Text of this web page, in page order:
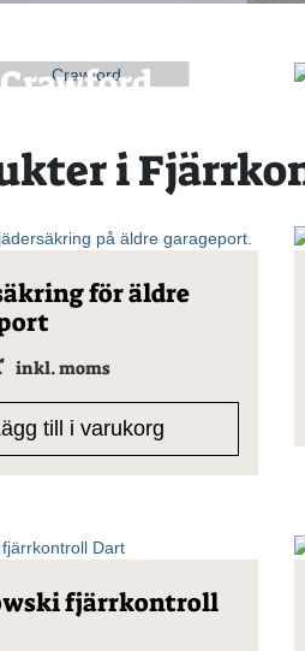
Crawford
i
för äldre
inkl. moms
till i varukorg
fjärrkontroll